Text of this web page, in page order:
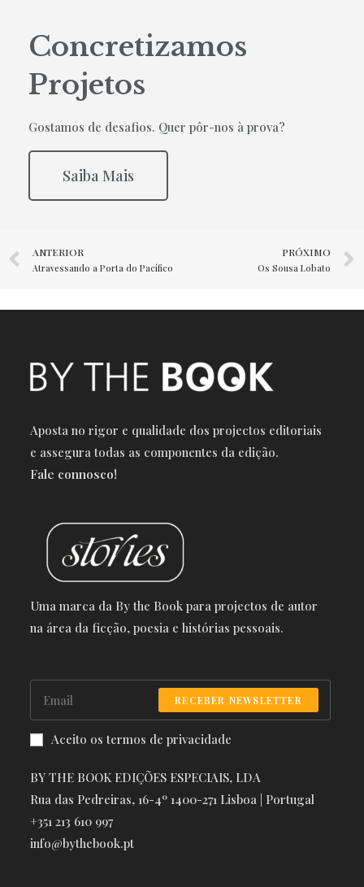
Concretizamos
Projetos
Gostamos de desafios. Quer pôr-nos à prova?
Saiba Mais
ANTERIOR
Atravessando a Porta do Pacífico
PRÓXIMO
Os Sousa Lobato
Aposta no rigor e qualidade dos projectos editoriais
e assegura todas as componentes da edição.
Fale connosco!
Uma marca da By the Book para projectos de autor
na área da ficção, poesia e histórias pessoais.
RECEBER NEWSLETTER
Aceito os termos de privacidade
BY THE BOOK EDIÇÕES ESPECIAIS, LDA
Rua das Pedreiras, 16-4º 1400-271 Lisboa | Portugal
+351 213 610 997
info@bythebook.pt